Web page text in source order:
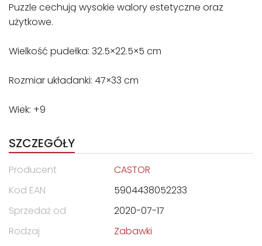
Puzzle cechują wysokie walory estetyczne oraz
użytkowe.
Wielkość pudełka: 32.5×22.5×5 cm
Rozmiar układanki: 47×33 cm
Wiek: +9
SZCZEGÓŁY
Producent
CASTOR
Kod EAN
5904438052233
Sprzedaż od
2020-07-17
Rodzaj
Zabawki